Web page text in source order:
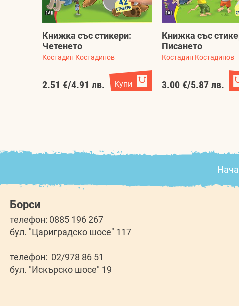
Книжка със стикери:
Четенето
Костадин Костадинов
2.51 €/4.91 лв. Купи
Книжка със
Писането
Костадин Костадинов
3.00 €/5.87 лв.
Борси
телефон: 0885 196 267
бул. "Цариградско шосе" 117
телефон: 02/978 86 51
бул. "Искърско шосе" 19